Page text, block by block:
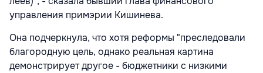
управления примэрии Кишинева.
Она подчеркнула, что хотя реформы "преследовали
благородную цель, однако реальная картина
демонстрирует другое - бюджетники с низкими